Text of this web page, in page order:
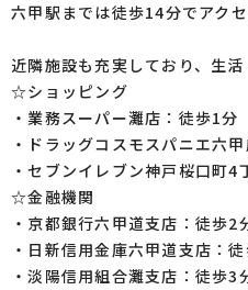
六甲駅までは徒歩14分でアクセ
近隣施設も充実しており、生活
☆ショッピング
・業務スーパー灘店：徒歩1分
・ドラッグコスモスパニエ六
・セブンイレブン神戸桜口町4
☆金融機関
・京都銀行六甲道支店：徒歩2
・日新信用金庫六甲道支店：
・淡陽信用組合灘支店：徒歩3